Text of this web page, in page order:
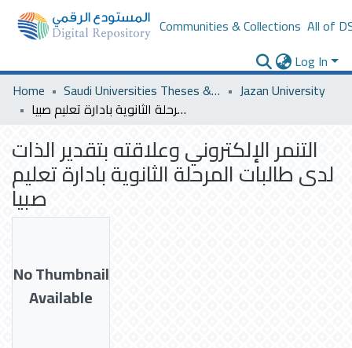
Communities & Collections All of
Log In
Home
Saudi Universities Theses & Dissertations
Jazan University
التنمر الإلكتروني وعلاقته بتقدير الذات لدى طالبات المرحلة الثانوية بادارة تعليم صبيا
التنمر الإلكتروني وعلاقته بتقدير الذات
لدى طالبات المرحلة الثانوية بادارة تعليم
صبيا
No Thumbnail
Available